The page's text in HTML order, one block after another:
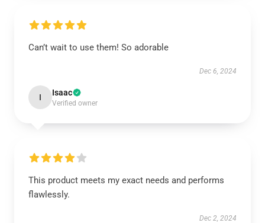
Can’t wait to use them! So adorable
Dec 6, 2024
I Isaac
Verified owner
This product meets my exact needs and performs
flawlessly.
Dec 2, 2024